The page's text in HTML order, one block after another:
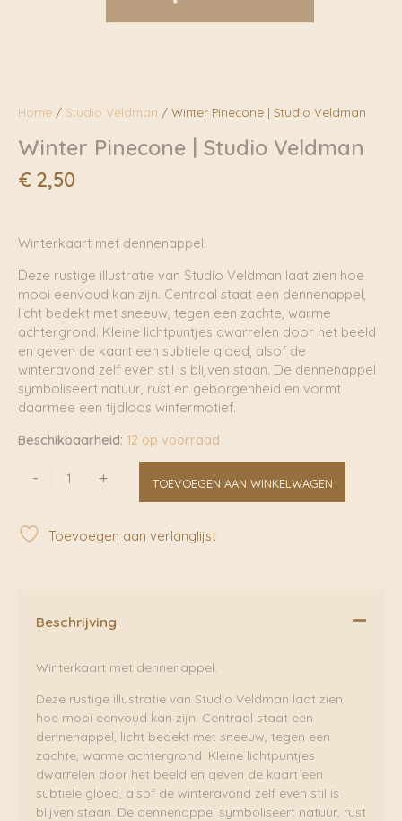
Home / Studio Veldman / Winter Pinecone | Studio Veldman
Winter Pinecone | Studio Veldman
€ 2,50
Winterkaart met dennenappel.
Deze rustige illustratie van Studio Veldman laat zien hoe
mooi eenvoud kan zijn. Centraal staat een dennenappel,
licht bedekt met sneeuw, tegen een zachte, warme
achtergrond. Kleine lichtpuntjes dwarrelen door het beeld
en geven de kaart een subtiele gloed, alsof de
winteravond zelf even stil is blijven staan. De dennenappel
symboliseert natuur, rust en geborgenheid en vormt
daarmee een tijdloos wintermotief.
Beschikbaarheid: 12 op voorraad
-
Studio
Veldman
+ TOEVOEGEN AAN WINKELWAGEN
Toevoegen aan verlanglijst
Beschrijving
Winterkaart met dennenappel.
Deze rustige illustratie van Studio Veldman laat zien
hoe mooi eenvoud kan zijn. Centraal staat een
dennenappel, licht bedekt met sneeuw, tegen een
zachte, warme achtergrond. Kleine lichtpuntjes
dwarrelen door het beeld en geven de kaart een
subtiele gloed, alsof de winteravond zelf even stil is
blijven staan. De dennenappel symboliseert natuur, rust